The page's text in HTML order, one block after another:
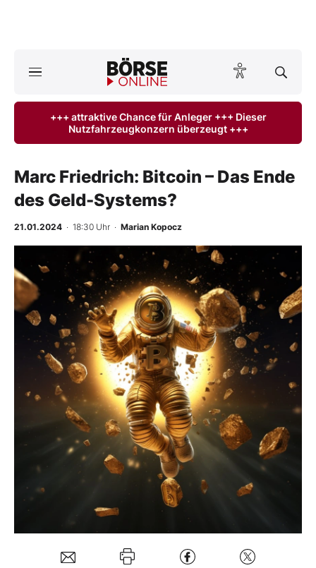
ktuelle Ausgabe BÖRSE ONLINE lesen
Anlageprodukte
Finanz-Check
BO-Musterdepots
Experten
Mein B:O
Mein Konto
Folgen Sie uns
Kontakt
+++ attraktive Chance für Anleger +++ Dieser
Nutzfahrzeugkonzern überzeugt +++
Marc Friedrich: Bitcoin – Das Ende
des Geld-Systems?
21.01.2024 · 18:30 Uhr · Marian Kopocz
%